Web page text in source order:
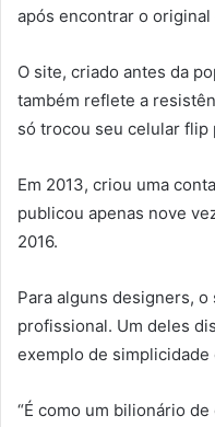
após encontrar o
O site, criado antes da
também reflete a
só trocou seu celular flip
Em 2013, criou uma
publicou apenas nove
2016.
Para alguns designers,
profissional. Um deles
exemplo de simplicidade
“É como um bilionário